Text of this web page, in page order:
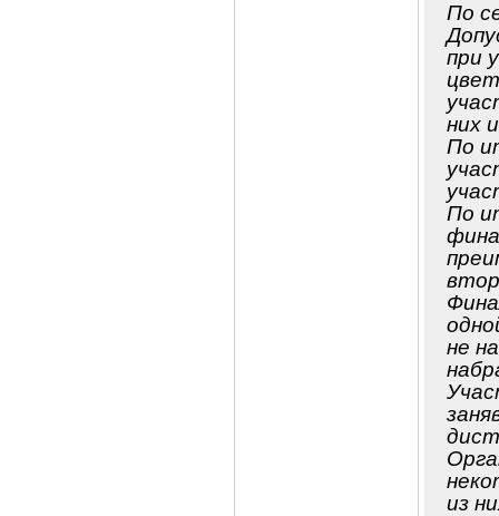
По
при
них
По
По
не
из